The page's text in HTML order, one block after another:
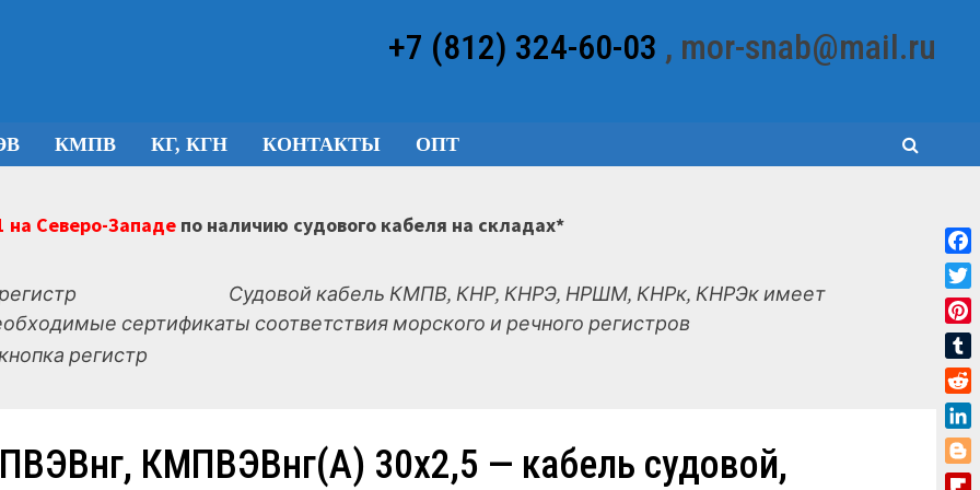
+7 (812) 324-60-03 , mor-snab@mail.ru
КМПВ КГ, КГН КОНТАКТЫ ОПТ
Северо-Западепо наличию судового кабеля на складах*
Судовой кабель КМПВ, КНР, КНРЭ, НРШМ, КНРк, КНРЭк имеет
сертификаты соответствия морского и речного регистров
КМПВЭВнг(А) 30х2,5 — кабель судовой,